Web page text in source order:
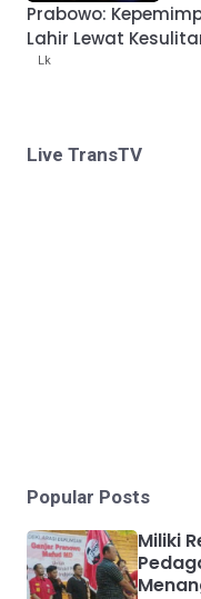
Prabowo:
Lahir Lewat
Lk
Live TransTV
Popular Posts
Miliki